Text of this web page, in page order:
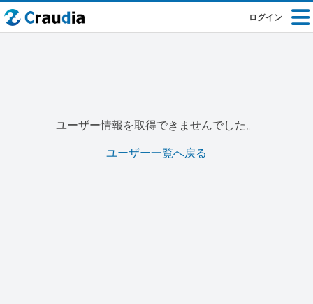
ログイン
ユーザー情報を取得できませんでした。
ユーザー一覧へ戻る